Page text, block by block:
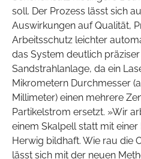
soll. Der Prozess lässt sich
Auswirkungen auf Qualität,
Arbeitsschutz leichter
das System deutlich präziser
Sandstrahlanlage, da ein
Mikrometern Durchmesser
Millimeter) einen mehrere
Partikelstrom ersetzt. »Wir
einem Skalpell statt mit
Herwig bildhaft. Wie rau die
lässt sich mit der neuen